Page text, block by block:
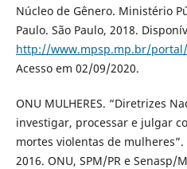
Núcleo de Gênero. Ministério
Paulo. São Paulo, 2018.
http://www.mpsp.mp.br/
Acesso em 02/09/2020.
ONU MULHERES. “Diretrizes
investigar, processar e julgar
mortes violentas de
2016. ONU, SPM/PR e Senasp/